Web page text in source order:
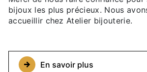
bijoux les plus précieux. Nous
accueillir chez Atelier bijouterie.
En savoir plus